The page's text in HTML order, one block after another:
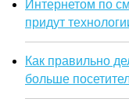
Интернетом по
придут
Как правильно
больше